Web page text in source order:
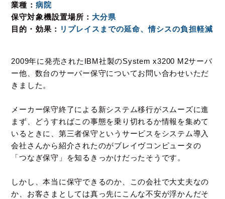
業種
病院
保守対象機設置場所
大分県
目的・効果
リプレイスまでの延命、情シスの負担軽減
2009年に発売されたIBM社製のSystem x3200 M2サーバ
ー他、 数台のサーバー保守についてお問い合わせいただ
きました。
メーカー保守終了による新システム移行がスムーズに進
まず、
どうすればこの事態を乗り切れるか情報を集めて
いるときに、 第三者保守というサービスをシステム導入
会社さんから紹介されたのがブレイヴコンピュータの
「つなぎ保守」を知るきっかけだったそうです。
しかし、本当に保守できるのか、この会社で大丈夫なの
か、 お客さまとしては真っ先にこんな不安が浮かんだそ